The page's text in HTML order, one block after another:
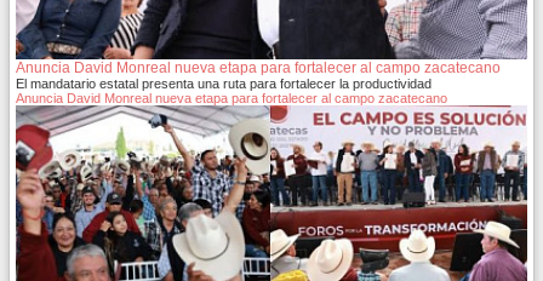
Anuncia David Monreal nueva etapa para fortalecer al campo zacatecano
El mandatario estatal presenta una ruta para fortalecer la productividad
Anuncia David Monreal nueva etapa para fortalecer al campo zacatecano